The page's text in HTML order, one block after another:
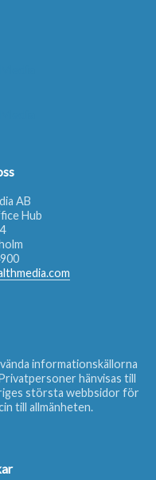
AB
Hub
informationskällorna
hänvisas till
största webbsidor för
till allmänheten.